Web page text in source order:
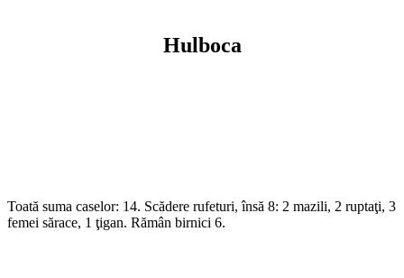
Hulboca
Toată suma caselor: 14. Scădere rufeturi, însă 8: 2 mazili, 2 ruptaţi, 3
femei sărace, 1 ţigan. Rămân birnici 6.